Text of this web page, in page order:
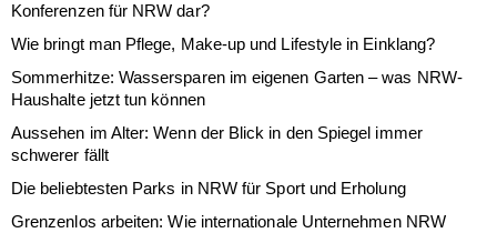
Konferenzen für NRW dar?
Wie bringt man Pflege, Make-up und Lifestyle in Einklang?
Sommerhitze: Wassersparen im eigenen Garten – was NRW-
Haushalte jetzt tun können
Aussehen im Alter: Wenn der Blick in den Spiegel immer
schwerer fällt
Die beliebtesten Parks in NRW für Sport und Erholung
Grenzenlos arbeiten: Wie internationale Unternehmen NRW